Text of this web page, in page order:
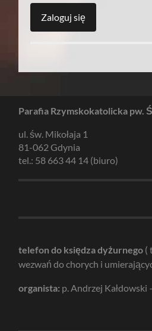
Parafia Rzymskokatolicka pw.
ul. św. Mikołaja 1
81-062 Gdynia
tel.: 58 663 44 14 (biuro)
telefon do księdza dyżurnego (
wezwań do chorych i
organista: p. Andrzej